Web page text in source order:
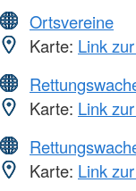
Ortsvereine
Karte: Link
Karte: Link
Karte: Link